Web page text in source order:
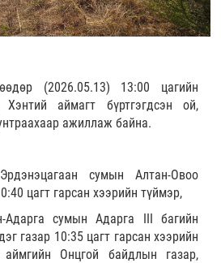
(2026.05.13) 13:00 цагийн
Хэнтий аймагт бүртгэгдсэн ой,
ажиллаж байна.
сумын Алтан-Овоо
цагт гарсан хээрийн түймэр,
Адарга сумын Адарга III багийн
газар 10:35 цагт гарсан хээрийн
аймгийн Онцгой байдлын газар,